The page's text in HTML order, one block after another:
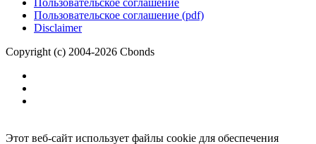
Размещение рекламы
Обратная связь
Пользовательское соглашение
Copyright (c) 2004-2026 Cbonds